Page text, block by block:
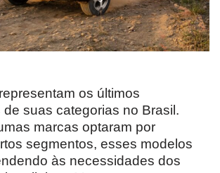
os últimos
suas categorias no Brasil.
marcas optaram por
segmentos, esses modelos
às necessidades dos